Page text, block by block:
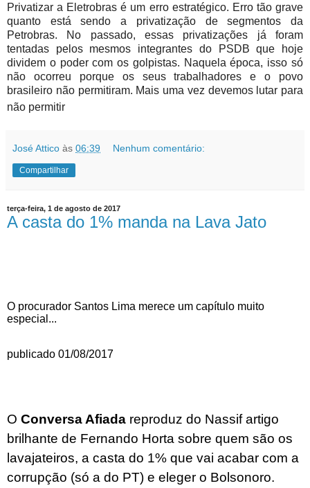
Privatizar a Eletrobras é um erro estratégico. Erro tão grave
quanto está sendo a privatização de segmentos da
Petrobras. No passado, essas privatizações já foram
tentadas pelos mesmos integrantes do PSDB que hoje
dividem o poder com os golpistas. Naquela época, isso só
não ocorreu porque os seus trabalhadores e o povo
brasileiro não permitiram. Mais uma vez devemos lutar para
não permitir
José Attico às 06:39 Nenhum comentário:
Compartilhar
terça-feira, 1 de agosto de 2017
A casta do 1% manda na Lava Jato
O procurador Santos Lima merece um capítulo muito
especial...
publicado 01/08/2017
O Conversa Afiada reproduz do Nassifartigo
brilhante de Fernando Horta sobre quem são os
lavajateiros, a casta do 1% que vai acabar com a
corrupção (só a do PT) e eleger o Bolsonoro.